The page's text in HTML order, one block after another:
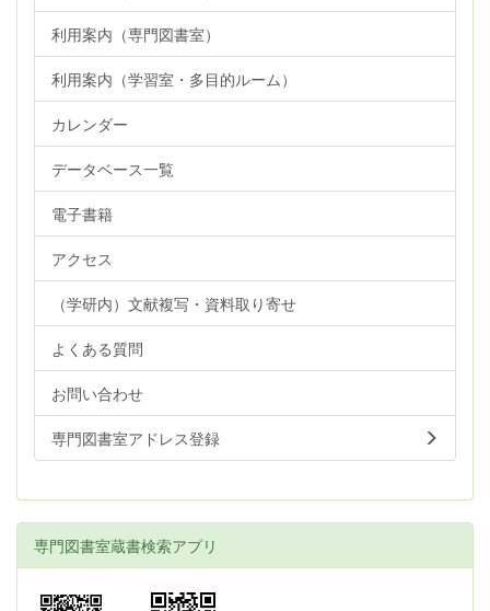
利用案内（専門図書室）
利用案内（学習室・多目的ルーム）
カレンダー
データベース一覧
電子書籍
アクセス
（学研内）文献複写・資料取り寄せ
よくある質問
お問い合わせ
専門図書室アドレス登録
専門図書室蔵書検索アプリ